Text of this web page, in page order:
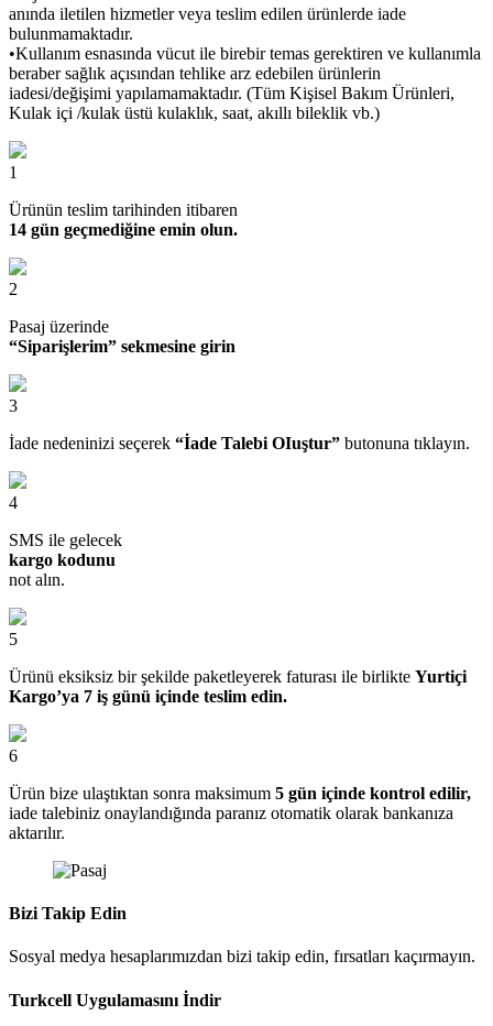
anında iletilen hizmetler veya teslim edilen ürünlerde iade
bulunmamaktadır.
•Kullanım esnasında vücut ile birebir temas gerektiren ve kullanımla
beraber sağlık açısından tehlike arz edebilen ürünlerin
iadesi/değişimi yapılamamaktadır. (Tüm Kişisel Bakım Ürünleri,
Kulak içi /kulak üstü kulaklık, saat, akıllı bileklik vb.)
1
Ürünün teslim tarihinden itibaren
14 gün geçmediğine emin olun.
2
Pasaj üzerinde
“Siparişlerim” sekmesine girin
3
İade nedeninizi seçerek “İade Talebi OIuştur” butonuna tıklayın.
4
SMS ile gelecek
kargo kodunu
not alın.
5
Ürünü eksiksiz bir şekilde paketleyerek faturası ile birlikte Yurtiçi
Kargo’ya 7 iş günü içinde teslim edin.
6
Ürün bize ulaştıktan sonra maksimum 5 gün içinde kontrol edilir,
iade talebiniz onaylandığında paranız otomatik olarak bankanıza
aktarılır.
Bizi Takip Edin
Sosyal medya hesaplarımızdan bizi takip edin, fırsatları kaçırmayın.
Turkcell Uygulamasını İndir